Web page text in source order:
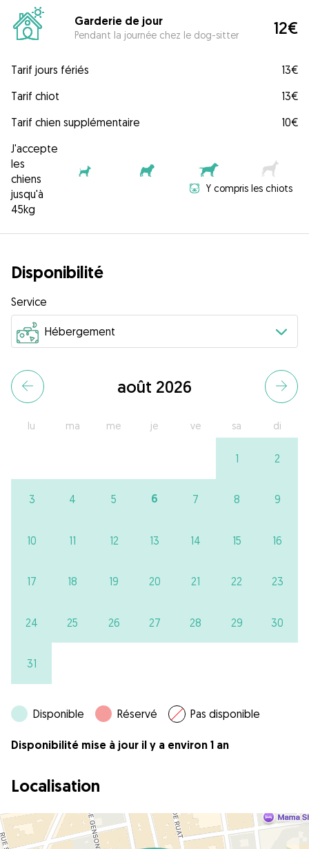
Garderie de jour
Pendant la journée chez le dog-sitter 12€
Tarif jours fériés
13€
Tarif chiot
13€
Tarif chien supplémentaire
10€
J'accepte
les
chiens
jusqu'à
45kg
Y compris les chiots
Disponibilité
Service
août 2026
lu ma me je ve sa di
1 2
3 4 5 6 7 8 9
10 11 12 13 14 15 16
17 18 19 20 21 22 23
24 25 26 27 28 29 30
31
Disponible Réservé Pas disponible
Disponibilité mise à jour il y a environ 1 an
Localisation